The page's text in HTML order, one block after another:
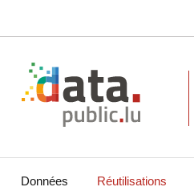
Données Réutilisations